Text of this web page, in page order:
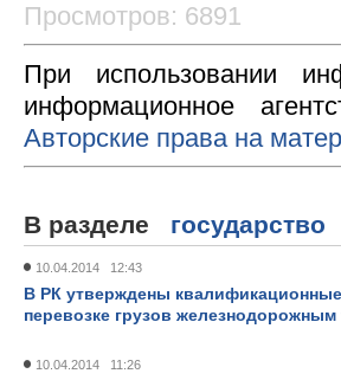
Просмотров: 6891
При использовании
информационное
Авторские права на
В разделе государство
10.04.2014 12:43
В РК утверждены
перевозке грузов железнодорожным
10.04.2014 11:26